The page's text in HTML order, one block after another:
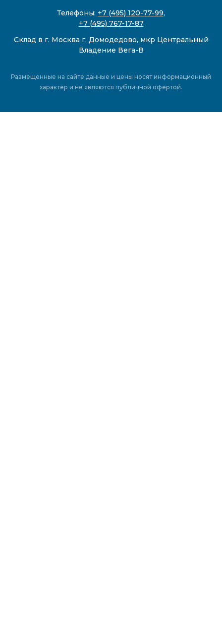
Телефоны: +7 (495) 120-77-99,
+7 (495) 767-17-87
Склад в г. Москва г. Домодедово, мкр Центральный
Владение Вега-В
Размещенные на сайте данные и цены носят информационный
характер и не являются публичной офертой.